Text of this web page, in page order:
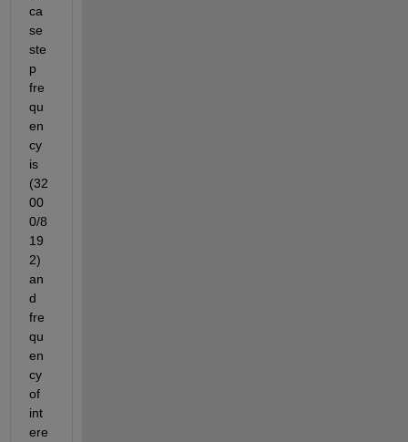
ca
se
ste
p
fre
qu
en
cy
is
(32
00
0/8
19
2)
an
d
fre
qu
en
cy
of
int
ere